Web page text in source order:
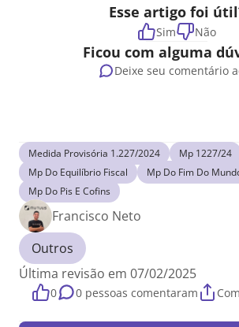
Esse artigo foi
Sim Não
Ficou com alguma
Deixe seu comentário
Medida Provisória 1.227/2024
Mp 1227/24
Mp Do Equilíbrio Fiscal
Mp Do Fim Do
Mp Do Pis E Cofins
Francisco Neto
Outros
Última revisão em 07/02/2025
0 0 pessoas comentaram